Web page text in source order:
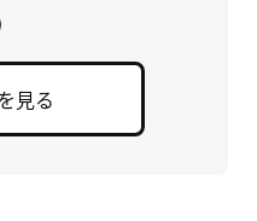
見る